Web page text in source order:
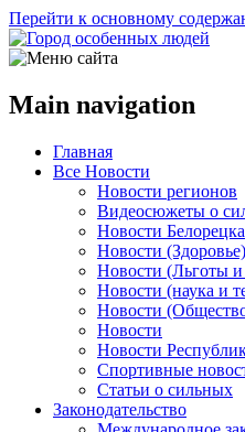
Перейти к основному
Main navigation
Главная
Все Новости
Новости регионов
Видеосюжеты о
Новости Белорецка
Новости (Здоровье)
Новости (Льготы и
Новости (наука и
Новости
Новости
Новости
Спортивные
Статьи о сильных
Законодательство